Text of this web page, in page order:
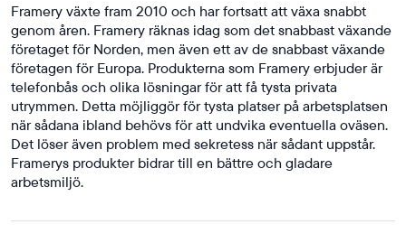
Framery växte fram 2010 och har fortsatt att växa snabbt
genom åren. Framery räknas idag som det snabbast växande
företaget för Norden, men även ett av de snabbast växande
företagen för Europa. Produkterna som Framery erbjuder är
telefonbås och olika lösningar för att få tysta privata
utrymmen. Detta möjliggör för tysta platser på arbetsplatsen
när sådana ibland behövs för att undvika eventuella oväsen.
Det löser även problem med sekretess när sådant uppstår.
Framerys produkter bidrar till en bättre och gladare
arbetsmiljö.